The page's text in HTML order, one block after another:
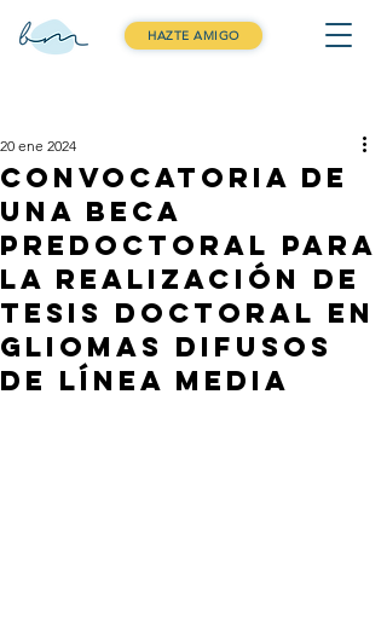
HAZTE AMIGO
Convocatoria de
una beca
Predoctoral para
la realización de
Tesis Doctoral en
gliomas difusos
de línea media
20 ene 2024